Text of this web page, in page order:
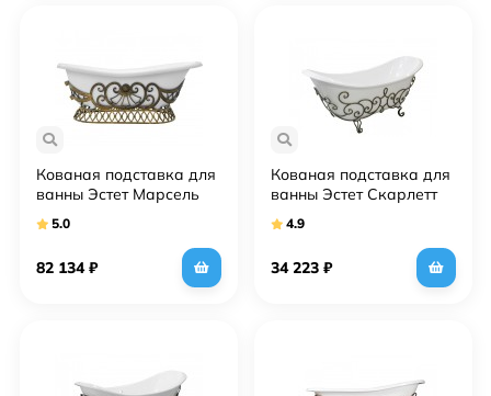
Кованая подставка для
ванны Эстет Марсель
5.0
82 134₽
Кованая подставка для
ванны Эстет Скарлетт
4.9
34 223 ₽